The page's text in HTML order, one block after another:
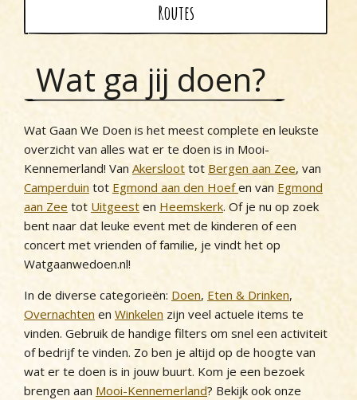
Routes
Wat ga jij doen?
Wat Gaan We Doen is het meest complete en leukste
overzicht van alles wat er te doen is in Mooi-
Kennemerland! Van Akersloot tot Bergen aan Zee, van
Camperduin tot Egmond aan den Hoefen van Egmond
aan Zee tot Uitgeest en Heemskerk. Of je nu op zoek
bent naar dat leuke event met de kinderen of een
concert met vrienden of familie, je vindt het op
Watgaanwedoen.nl!
In de diverse categorieën: Doen, Eten & Drinken,
Overnachten en Winkelen zijn veel actuele items te
vinden. Gebruik de handige filters om snel een activiteit
of bedrijf te vinden. Zo ben je altijd op de hoogte van
wat er te doen is in jouw buurt. Kom je een bezoek
brengen aan Mooi-Kennemerland? Bekijk ook onze